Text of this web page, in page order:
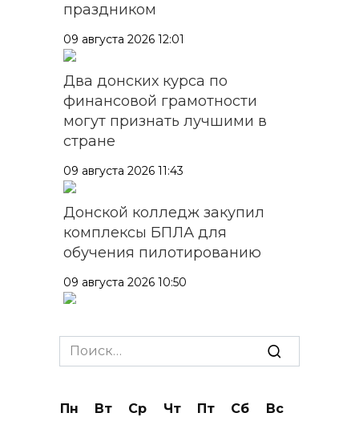
праздником
09 августа 2026 12:01
Два донских курса по
финансовой грамотности
могут признать лучшими в
стране
09 августа 2026 11:43
Донской колледж закупил
комплексы БПЛА для
обучения пилотированию
09 августа 2026 10:50
Ростовской области сегодня
до +40 °C
Search
for:
Пн Вт Ср Чт Пт Сб
Вс